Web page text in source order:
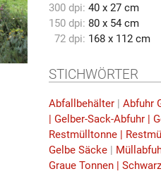
300 dpi: 40 x 27 cm
150 dpi: 80 x 54 cm
72 dpi: 168 x 112 cm
STICHWÖRTER
Abfallbehälter |Abfuhr
| Gelber-Sack-Abfuhr |
Restmülltonne |
Gelbe Säcke |
Graue Tonnen |